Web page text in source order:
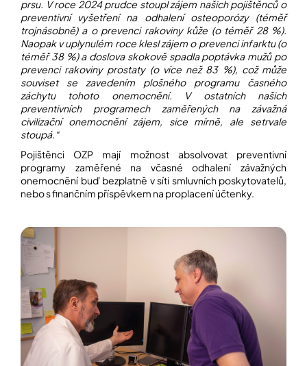
prsu. V roce 2024 prudce stoupl zájem našich pojištěnců o
preventivní vyšetření na odhalení osteoporózy (téměř
trojnásobně) a o prevenci rakoviny kůže (o téměř 28 %).
Naopak v uplynulém roce klesl zájem o prevenci infarktu (o
téměř 38 %) a doslova skokově spadla poptávka mužů po
prevenci rakoviny prostaty (o více než 83 %), což může
souviset se zavedením plošného programu časného
záchytu tohoto onemocnění. V ostatních našich
preventivních programech zaměřených na závažná
civilizační onemocnění zájem, sice mírně, ale setrvale
stoupá.“
Pojištěnci OZP mají možnost absolvovat preventivní
programy zaměřené na včasné odhalení závažných
onemocnění buď bezplatně v síti smluvních poskytovatelů,
nebo s finančním příspěvkem na proplacení účtenky.